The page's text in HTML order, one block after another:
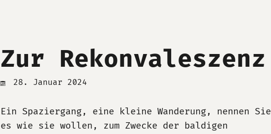
Zur Rekonvaleszenz
28. Januar 2024
Ein Spaziergang, eine kleine Wanderung, nennen Sie
es wie sie wollen, zum Zwecke der baldigen